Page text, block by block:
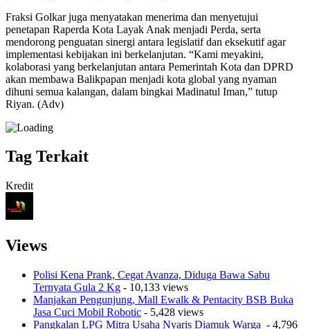
Fraksi Golkar juga menyatakan menerima dan menyetujui
penetapan Raperda Kota Layak Anak menjadi Perda, serta
mendorong penguatan sinergi antara legislatif dan eksekutif agar
implementasi kebijakan ini berkelanjutan. “Kami meyakini,
kolaborasi yang berkelanjutan antara Pemerintah Kota dan DPRD
akan membawa Balikpapan menjadi kota global yang nyaman
dihuni semua kalangan, dalam bingkai Madinatul Iman,” tutup
Riyan. (Adv)
Tag Terkait
Kredit
Views
Polisi Kena Prank, Cegat Avanza, Diduga Bawa Sabu
Ternyata Gula 2 Kg - 10,133 views
Manjakan Pengunjung, Mall Ewalk & Pentacity BSB Buka
Jasa Cuci Mobil Robotic - 5,428 views
Pangkalan LPG Mitra Usaha Nyaris Diamuk Warga - 4,796